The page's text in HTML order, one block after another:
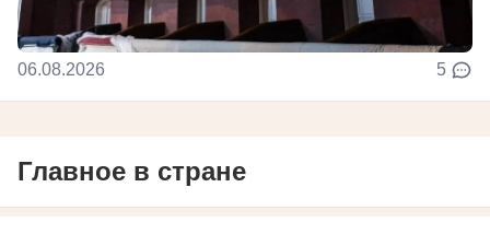
06.08.2026 5
Главное в стране